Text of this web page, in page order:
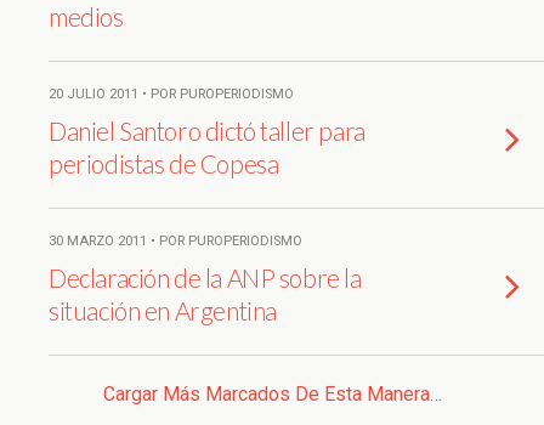
medios
20 JULIO 2011 • POR PUROPERIODISMO
Daniel Santoro dictó taller para
periodistas de Copesa
30 MARZO 2011 • POR PUROPERIODISMO
Declaración de la ANP sobre la
situación en Argentina
Cargar Más Marcados De Esta Manera…